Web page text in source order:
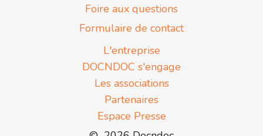
Foire aux questions
Formulaire de contact
L'entreprise
DOCNDOC s'engage
Les associations
Partenaires
Espace Presse